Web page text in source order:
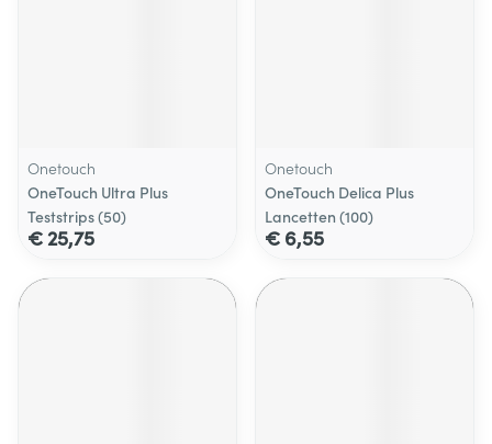
Onetouch
OneTouch Ultra Plus
Teststrips (50)
€ 25,75
Onetouch
OneTouch Delica Plus
Lancetten (100)
€ 6,55